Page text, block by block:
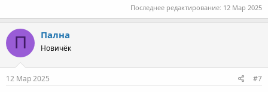
Последнее редактирование: 12 Мар 2025
П Пална
Новичёк
12 Мар 2025 #7